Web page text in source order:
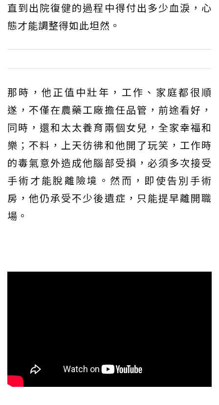
直到出院復健的過程中得付出多少血淚，心
態才能調整得如此坦然。
那時，他正值中壯年，工作、家庭都很順
遂，不僅在農藥工廠擔任品管，前途看好，
同時，還和太太養育兩個女兒，全家幸福和
樂；不料，上天彷彿和他開了玩笑，工作時
的毒氣意外造成他腦部受損，必須多次接受
手術才能脫離險境。然而，即使告別手術
房，他仍承受不少後遺症，只能提早離開職
場。